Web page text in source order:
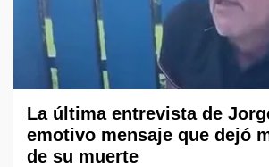
La última entrevista de
emotivo mensaje que dejó
de su muerte